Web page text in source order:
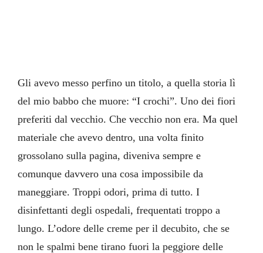
Gli avevo messo perfino un titolo, a quella storia lì
del mio babbo che muore: “I crochi”. Uno dei fiori
preferiti dal vecchio. Che vecchio non era. Ma quel
materiale che avevo dentro, una volta finito
grossolano sulla pagina, diveniva sempre e
comunque davvero una cosa impossibile da
maneggiare. Troppi odori, prima di tutto. I
disinfettanti degli ospedali, frequentati troppo a
lungo. L’odore delle creme per il decubito, che se
non le spalmi bene tirano fuori la peggiore delle